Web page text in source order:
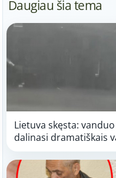
Daugiau šia tema
Lietuva skęsta:
dalinasi dramatiškais